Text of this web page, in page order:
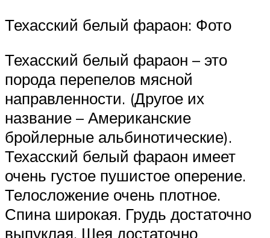
Техасский белый фараон: Фото
Техасский белый фараон – это
порода перепелов мясной
направленности. (Другое их
название – Американские
бройлерные альбинотические).
Техасский белый фараон имеет
очень густое пушистое оперение.
Телосложение очень плотное.
Спина широкая. Грудь достаточно
выпуклая. Шея достаточно